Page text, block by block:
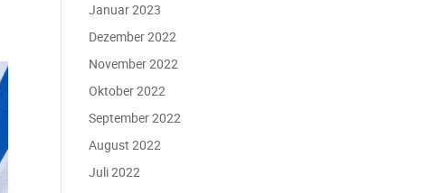
Januar 2023
Dezember 2022
November 2022
Oktober 2022
September 2022
August 2022
Juli 2022